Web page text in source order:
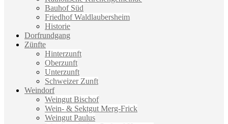
Bauhof Süd
Friedhof Waldlaubersheim
Historie
Dorfrundgang
Zünfte
Hinterzunft
Oberzunft
Unterzunft
Schweizer Zunft
Weindorf
Weingut Bischof
Wein- & Sektgut Merg-Frick
Weingut Paulus